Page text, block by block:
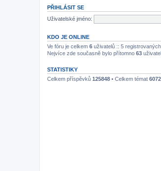
PŘIHLÁSIT SE
Uživatelské jméno:
KDO JE ONLINE
Ve fóru je celkem 6 uživatelů :: 5
Nejvíce zde současně bylo přítomno 63
STATISTIKY
Celkem příspěvků 125848 • Celkem témat 6072